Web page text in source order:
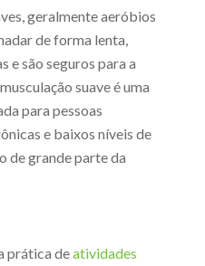
geralmente aeróbios
de forma lenta,
e são seguros para a
suave é uma
para pessoas
e baixos níveis de
de grande parte da
prática deatividades